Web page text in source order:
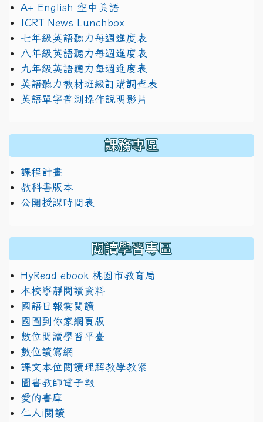
A+ English 空中美語
ICRT News Lunchbox
七年級英語聽力每週進度表
八年級英語聽力每週進度表
九年級英語聽力每週進度表
英語聽力教材班級訂購調查表
英語單字普測操作說明影片
課務專區
課程計畫
教科書版本
公開授課時間表
閱讀學習專區
HyRead ebook 桃園市教育局
本校寧靜閱讀資料
國語日報雲閱讀
國圖到你家網頁版
數位閱讀學習平臺
數位讀寫網
課文本位閱讀理解教學教案
圖書教師電子報
愛的書庫
仁人i閱讀